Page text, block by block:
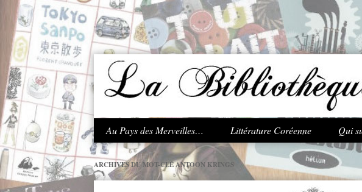
.
Aller au
Au Pays des Merveilles… Littérature Coréenne Qui
ARCHIVES DU MOT-CLÉANTOON KRINGS